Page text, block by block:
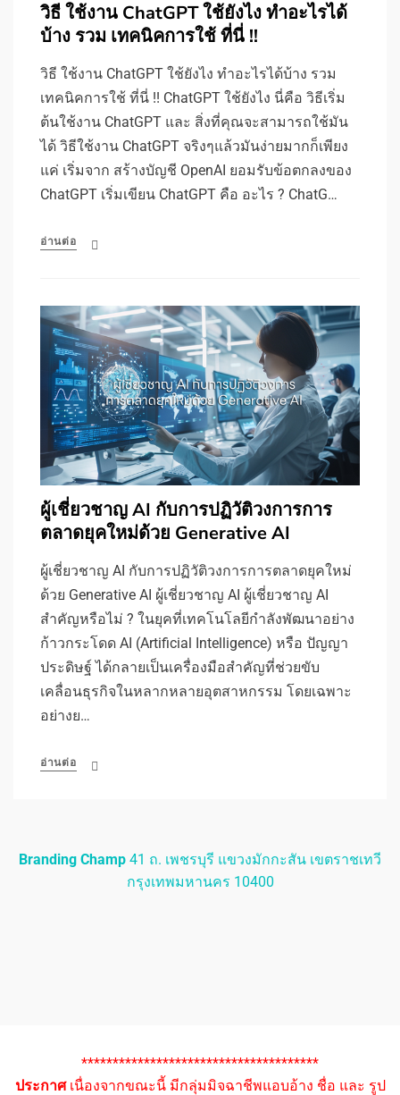
วิธี ใช้งาน ChatGPT ใช้ยังไง ทำอะไรได้
บ้าง รวม เทคนิคการใช้ ที่นี่ !!
วิธี ใช้งาน ChatGPT ใช้ยังไง ทำอะไรได้บ้าง รวม
เทคนิคการใช้ ที่นี่ !! ChatGPT ใช้ยังไง นี่คือ วิธีเริ่ม
ต้นใช้งาน ChatGPT และ สิ่งที่คุณจะสามารถใช้มัน
ได้ วิธีใช้งาน ChatGPT จริงๆแล้วมันง่ายมากก็เพียง
แค่ เริ่มจาก สร้างบัญชี OpenAI ยอมรับข้อตกลงของ
ChatGPT เริ่มเขียน ChatGPT คือ อะไร ? ChatG…
อ่านต่อ
ผู้เชี่ยวชาญ AI กับการปฏิวัติวงการการ
ตลาดยุคใหม่ด้วย Generative AI
ผู้เชี่ยวชาญ AI กับการปฏิวัติวงการการตลาดยุคใหม่
ด้วย Generative AI ผู้เชี่ยวชาญ AI ผู้เชี่ยวชาญ AI
สำคัญหรือไม่ ? ในยุคที่เทคโนโลยีกำลังพัฒนาอย่าง
ก้าวกระโดด AI (Artificial Intelligence) หรือ ปัญญา
ประดิษฐ์ ได้กลายเป็นเครื่องมือสำคัญที่ช่วยขับ
เคลื่อนธุรกิจในหลากหลายอุตสาหกรรม โดยเฉพาะ
อย่างย…
อ่านต่อ
Branding Champ 41 ถ. เพชรบุรี แขวงมักกะสัน เขตราชเทวี
กรุงเทพมหานคร 10400
**************************************
ประกาศเนื่องจากขณะนี้ มีกลุ่มมิจฉาชีพแอบอ้าง ชื่อ และ รูป